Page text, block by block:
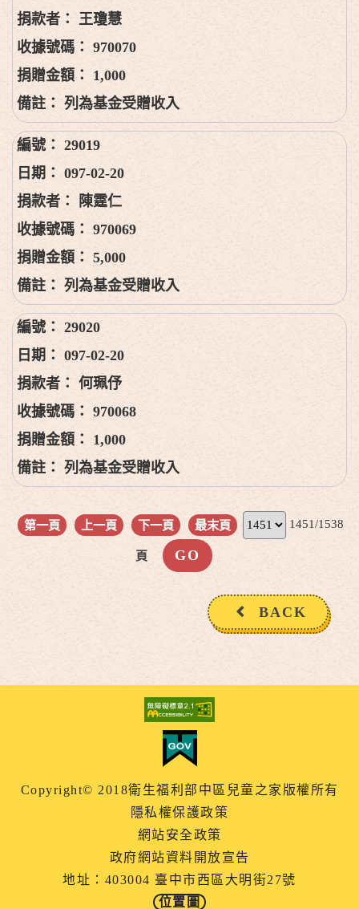
王瓊慧
970070
1,000
列為基金受贈收入
29019
097-02-20
陳霆仁
970069
5,000
列為基金受贈收入
29020
097-02-20
何珮伃
970068
1,000
列為基金受贈收入
第一頁 上一頁 下一頁 最末頁 1451/1538
頁
BACK
Copyright© 2018衛生福利部中區兒童之家版權所有
隱私權保護政策
網站安全政策
政府網站資料開放宣告
地址：403004 臺中市西區大明街27號
位置圖